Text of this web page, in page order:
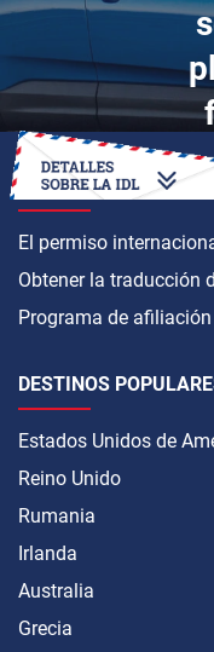
CÓMO OBTENER
El permiso
Obtener la traducción
Programa de
DESTINOS
Estados Unidos de
Reino Unido
Rumania
Irlanda
Australia
Grecia